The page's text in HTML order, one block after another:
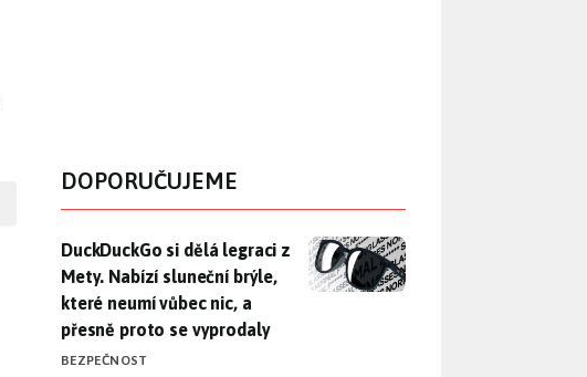
DOPORUČUJEME
DuckDuckGo si dělá legraci z Mety. Nabízí sluneční brýle, které
DuckDuckGo si dělá legraci z
Mety. Nabízí sluneční brýle,
které neumí vůbec nic, a
přesně proto se vyprodaly
BEZPEČNOST